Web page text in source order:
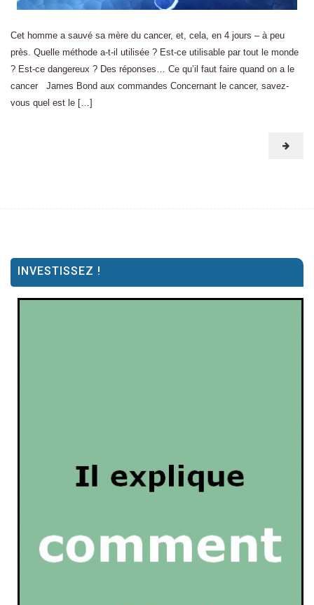
Cet homme a sauvé sa mère du cancer, et, cela, en 4 jours – à peu
près. Quelle méthode a-t-il utilisée ? Est-ce utilisable par tout le monde
? Est-ce dangereux ? Des réponses… Ce qu’il faut faire quand on a le
cancer James Bond aux commandes Concernant le cancer, savez-
vous quel est le […]
INVESTISSEZ !